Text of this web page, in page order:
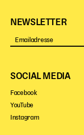
NEWSLETTER
SOCIAL MEDIA
Facebook
YouTube
Instagram